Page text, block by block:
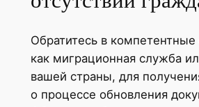
Обратитесь в компетентные
как миграционная служба
вашей страны, для
о процессе обновления